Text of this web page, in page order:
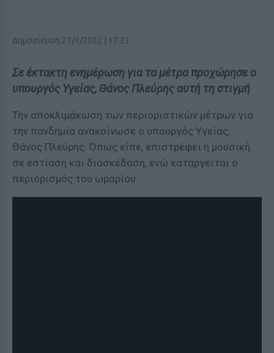
Δημοσίευση 27/1/2022 | 17:23
Σε έκτακτη ενημέρωση για τα μέτρα προχώρησε ο
υπουργός Υγείας, Θάνος Πλεύρης αυτή τη στιγμή
Την αποκλιμάκωση των περιοριστικών μέτρων για
την πανδημία ανακοίνωσε ο υπουργός Υγείας,
Θάνος Πλεύρης. Όπως είπε, επιστρέφει η μουσική
σε εστίαση και διασκέδαση, ενώ καταργέιται ο
περιορισμός του ωραρίου.